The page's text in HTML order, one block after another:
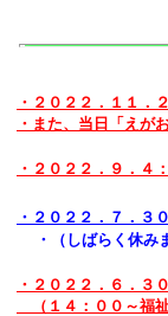
・２０２２．１１．
・また、当日
「えが
・２０２２．９．４
・２０２２．７．３
・（しばらく休み
・２０２２．６．３
（１４：００～福祉